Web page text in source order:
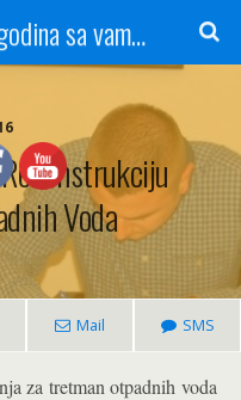
Radio Gradačac - 56 godina sa vama...
Voda
Mail SMS
za tretman otpadnih voda